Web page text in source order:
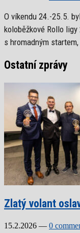
O víkendu 24.-25.5.
koloběžkové Rollo
s hromadným
Ostatní zprávy
Zlatý volant
15.2.2026 — 0